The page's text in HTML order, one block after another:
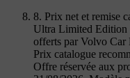
8. Prix net et remise
Ultra Limited Edition
offerts par Volvo Car
Prix catalogue
Offre réservée aux